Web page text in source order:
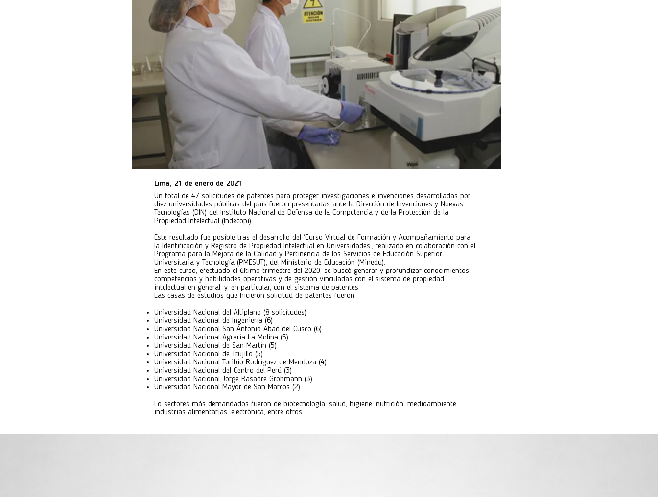
Lima, 21 de enero de 2021
Un total de 47 solicitudes de patentes para proteger investigaciones e invenciones desarrolladas por
diez universidades públicas del país fueron presentadas ante la Dirección de Invenciones y Nuevas
Tecnologías (DIN) del Instituto Nacional de Defensa de la Competencia y de la Protección de la
Propiedad Intelectual (Indecopi)
Este resultado fue posible tras el desarrollo del ‘Curso Virtual de Formación y Acompañamiento para
la Identificación y Registro de Propiedad Intelectual en Universidades’, realizado en colaboración con el
Programa para la Mejora de la Calidad y Pertinencia de los Servicios de Educación Superior
Universitaria y Tecnología (PMESUT), del Ministerio de Educación (Minedu).
En este curso, efectuado el último trimestre del 2020, se buscó generar y profundizar conocimientos,
competencias y habilidades operativas y de gestión vinculadas con el sistema de propiedad
intelectual en general, y, en particular, con el sistema de patentes.
Las casas de estudios que hicieron solicitud de patentes fueron:
Universidad Nacional del Altiplano (8 solicitudes)
Universidad Nacional de Ingeniería (6)
Universidad Nacional San Antonio Abad del Cusco (6)
Universidad Nacional Agraria La Molina (5)
Universidad Nacional de San Martín (5)
Universidad Nacional de Trujillo (5)
Universidad Nacional Toribio Rodríguez de Mendoza (4)
Universidad Nacional del Centro del Perú (3)
Universidad Nacional Jorge Basadre Grohmann (3)
Universidad Nacional Mayor de San Marcos (2).
Lo sectores más demandados fueron de biotecnología, salud, higiene, nutrición, medioambiente,
industrias alimentarias, electrónica, entre otros.